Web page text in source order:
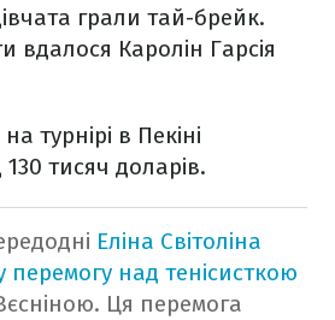
грали тай-брейк.
вдалося Каролін Гарсія
турнірі в Пекіні
тисяч доларів.
Еліна Світоліна
перемогу над тенісисткою
Ця перемога